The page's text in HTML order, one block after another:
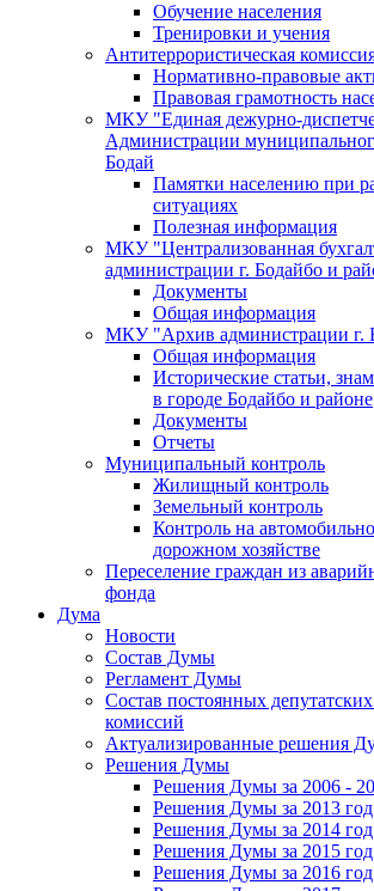
Обучение населения
Тренировки и учения
Антитеррористическая
Нормативно-правовые
Правовая грамотность
МКУ "Единая дежурно-
Администрации
Бодай
Памятки населению при
ситуациях
Полезная информация
МКУ "Централизованная
администрации г. Бодайбо и
Документы
Общая информация
МКУ "Архив администрации г.
Общая информация
Исторические статьи,
в городе Бодайбо и районе
Документы
Отчеты
Муниципальный контроль
Жилищный контроль
Земельный контроль
Контроль на
дорожном хозяйстве
Переселение граждан из
фонда
Дума
Новости
Состав Думы
Регламент Думы
Состав постоянных
комиссий
Актуализированные решения
Решения Думы
Решения Думы за 2006 -
Решения Думы за 2013 год
Решения Думы за 2014 год
Решения Думы за 2015 год
Решения Думы за 2016 год